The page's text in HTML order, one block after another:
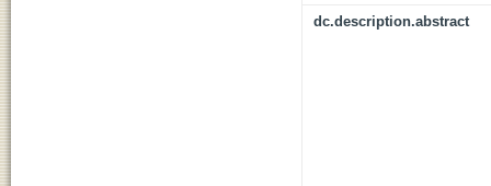
dc.description.abstract